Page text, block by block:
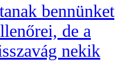
bennünket
de a
nekik